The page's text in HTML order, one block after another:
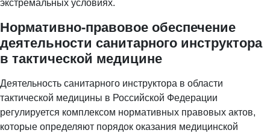
экстремальных условиях.
Нормативно-правовое обеспечение
деятельности санитарного инструктора
в тактической медицине
Деятельность санитарного инструктора в области
тактической медицины в Российской Федерации
регулируется комплексом нормативных правовых актов,
которые определяют порядок оказания медицинской